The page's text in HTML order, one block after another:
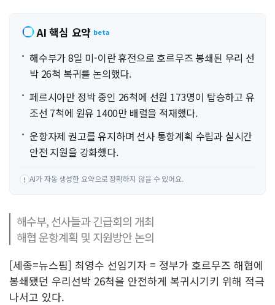
AI 핵심 요약 beta
해수부가 8일 미-이란 휴전으로 호르무즈 봉쇄된 우리 선
박 26척 복귀를 논의했다.
페르시아만 정박 중인 26척에 선원 173명이 탑승하고 유
조선 7척에 원유 1400만 배럴을 적재했다.
운항자제 권고를 유지하며 선사 통항계획 수립과 실시간
안전 지원을 강화했다.
! AI가 자동 생성한 요약으로 정확하지 않을 수 있어요.
해수부, 선사들과 긴급회의 개최
해협 운항계획 및 지원방안 논의
[세종=뉴스핌] 최영수 선임기자 = 정부가 호르무즈 해협에
봉쇄됐던 우리선박 26척을 안전하게 복귀시기키 위해 적극
나서고 있다.